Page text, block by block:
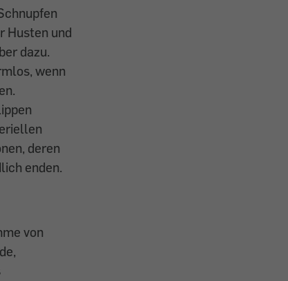
Husten und
dazu.
wenn
deren
enden.
von